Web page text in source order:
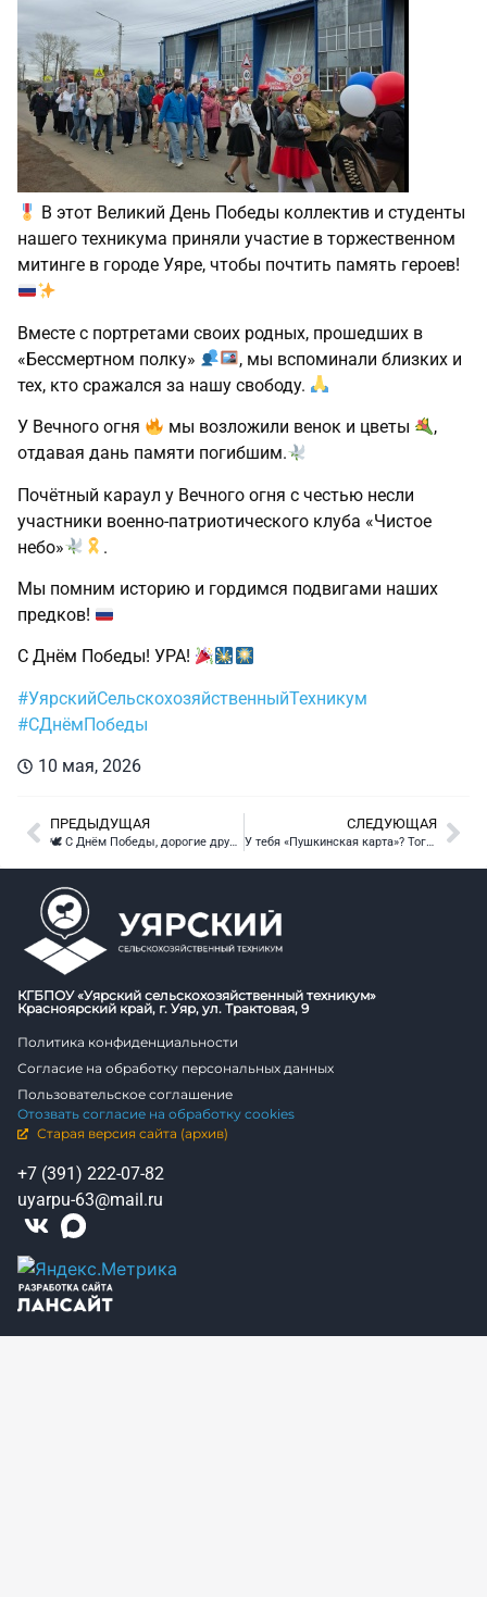
В этот Великий День Победы коллектив и студенты
нашего техникума приняли участие в торжественном
митинге в городе Уяре, чтобы почтить память героев!
Вместе с портретами своих родных, прошедших в
«Бессмертном полку»
, мы вспоминали близких и
тех, кто сражался за нашу свободу.
У Вечного огня мы возложили венок и цветы
,
отдавая дань памяти погибшим.
Почётный караул у Вечного огня с честью несли
участники военно‑патриотического клуба «Чистое
небо»
.
Мы помним историю и гордимся подвигами наших
предков!
С Днём Победы! УРА!
#УярскийСельскохозяйственныйТехникум
#СДнёмПобеды
10 мая, 2026
ПРЕДЫДУЩАЯ
🕊 С Днём Победы, дорогие друзья! 🕊
СЛЕДУЮЩАЯ
У тебя «Пушкинская карта»? Тогда «Яндекс Плюс»  твой бесплатно
КГБПОУ «Уярский сельскохозяйственный техникум»
Красноярский край, г. Уяр, ул. Трактовая, 9
Политика конфиденциальности
Согласие на обработку персональных данных
Пользовательское соглашение
Отозвать согласие на обработку cookies
Старая версия сайта (архив)
+7 (391) 222-07-82
uyarpu-63@mail.ru